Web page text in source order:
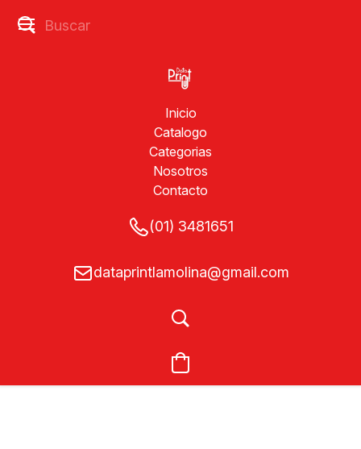
Inicio
Catalogo
Categorias
Nosotros
Contacto
(01) 3481651
dataprintlamolina@gmail.com